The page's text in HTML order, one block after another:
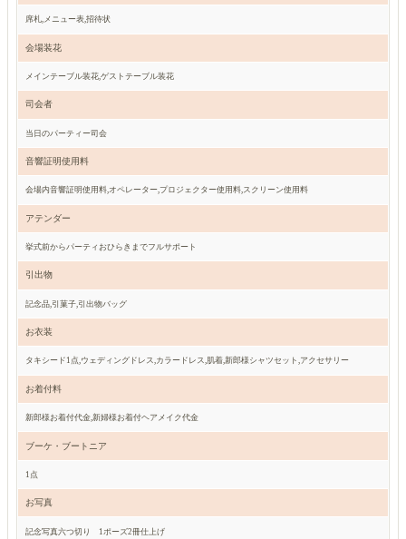
席札,メニュー表,招待状
会場装花
メインテーブル装花,ゲストテーブル装花
司会者
当日のパーティー司会
音響証明使用料
会場内音響証明使用料,オペレーター,プロジェクター使用料,スクリーン使用料
アテンダー
挙式前からパーティおひらきまでフルサポート
引出物
記念品,引菓子,引出物バッグ
お衣装
タキシード1点,ウェディングドレス,カラードレス,肌着,新郎様シャツセット,アクセサリー
お着付料
新郎様お着付代金,新婦様お着付ヘアメイク代金
ブーケ・ブートニア
1点
お写真
記念写真六つ切り 1ポーズ2冊仕上げ